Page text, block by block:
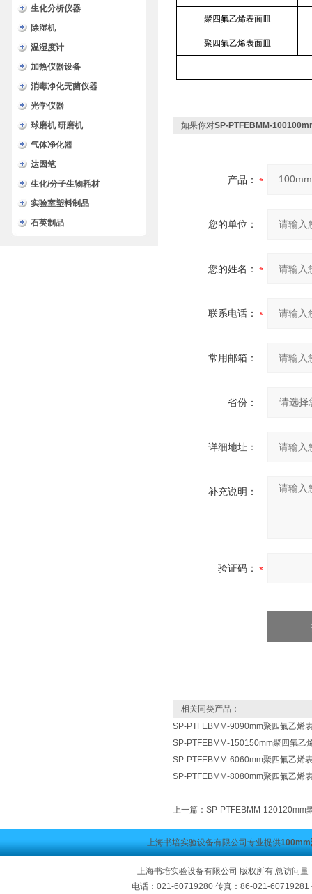
生化分析仪器
除湿机
温湿度计
加热仪器设备
消毒净化无菌仪器
光学仪器
球磨机 研磨机
气体净化器
达因笔
生化/分子生物耗材
实验室塑料制品
石英制品
聚四氟乙烯表面皿
聚四氟乙烯表面皿
如果你对SP-PTFEBMM-
产品：
您的单位：
您的姓名：
联系电话：
常用邮箱：
省份：
详细地址：
补充说明：
验证码：
相关同类产品：
SP-PTFEBMM-9090mm聚四氟乙烯
SP-PTFEBMM-150150mm聚四氟乙
SP-PTFEBMM-6060mm聚四氟乙烯
SP-PTFEBMM-8080mm聚四氟乙烯
上一篇： SP-PTFEBMM-120120mm
上海书培实验设备有限公司专业提供100mm
上海书培实验设备有限公司 版权所有 总访问量
电话：021-60719280 传真：86-021-